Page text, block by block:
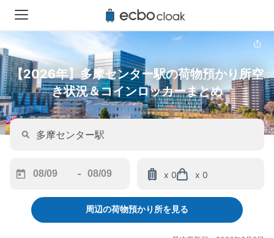
【2026年】多摩センター駅の荷物預かり所空
き状況＆コインロッカーまとめ
forward
interact
-
backward
to
interact
x 0 x 0
周辺の荷物預かり所を見る